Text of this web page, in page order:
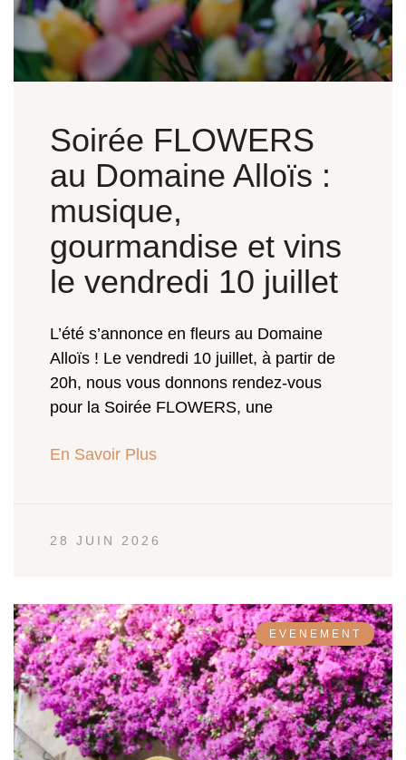
Soirée FLOWERS
au Domaine Alloïs :
musique,
gourmandise et vins
le vendredi 10 juillet
L’été s’annonce en fleurs au Domaine
Alloïs ! Le vendredi 10 juillet, à partir de
20h, nous vous donnons rendez-vous
pour la Soirée FLOWERS, une
En Savoir Plus
28 JUIN 2026
EVENEMENT